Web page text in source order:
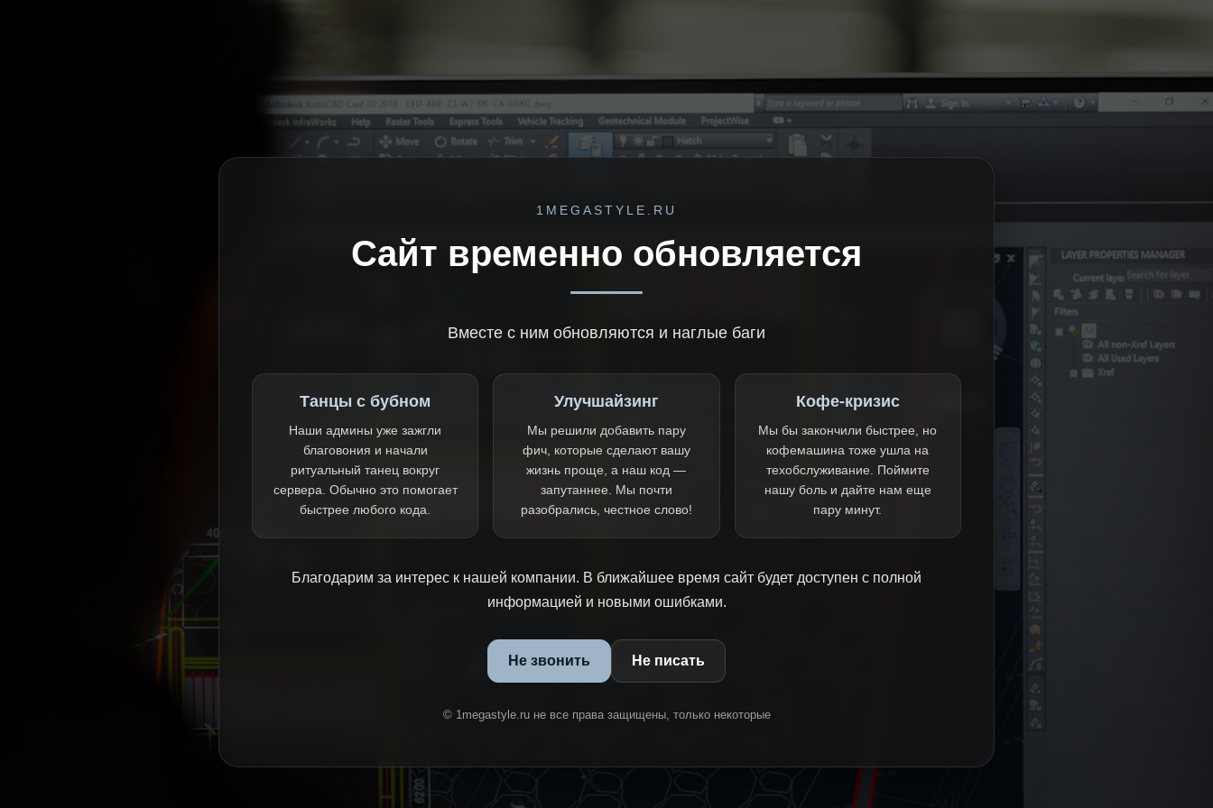
1MEGASTYLE.RU
Сайт временно обновляется
Вместе с ним обновляются и наглые баги
Танцы с бубном
Наши админы уже зажгли
благовония и начали
ритуальный танец вокруг
сервера. Обычно это помогает
быстрее любого кода.
Улучшайзинг
Мы решили добавить пару
фич, которые сделают вашу
жизнь проще, а наш код —
запутаннее. Мы почти
разобрались, честное слово!
Кофе-кризис
Мы бы закончили быстрее, но
кофемашина тоже ушла на
техобслуживание. Поймите
нашу боль и дайте нам еще
пару минут.
Благодарим за интерес к нашей компании. В ближайшее время сайт будет доступен с полной
информацией и новыми ошибками.
Не звонить Не писать
© 1megastyle.ru не все права защищены, только некоторые